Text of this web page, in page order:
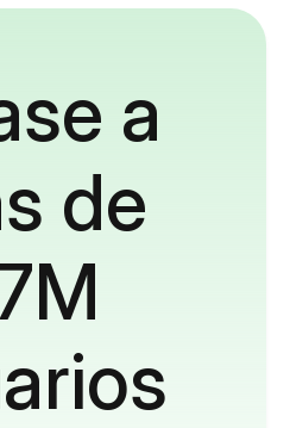
a
de